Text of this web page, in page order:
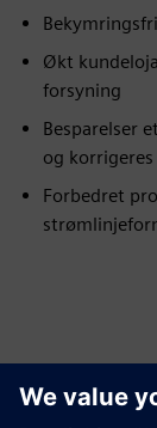
Økt
forsyning
Besparelser
og
Forbedret